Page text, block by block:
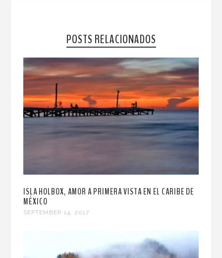
POSTS RELACIONADOS
ISLA HOLBOX, AMOR A PRIMERA VISTA EN EL CARIBE DE
MÉXICO
SEPTEMBER 14, 2017